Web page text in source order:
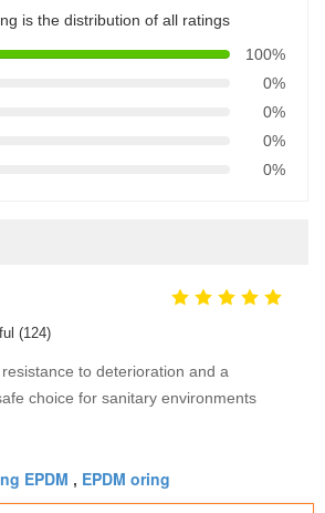
is the distribution of all ratings
100%
0%
0%
0%
0%
(124)
to deterioration and a
choice for sanitary environments
EPDM , EPDM oring